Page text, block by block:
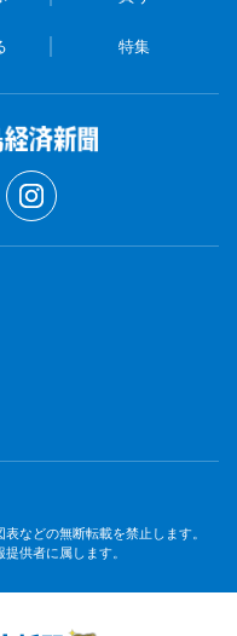
特集
などの無断転載を禁止します。
供者に属します。